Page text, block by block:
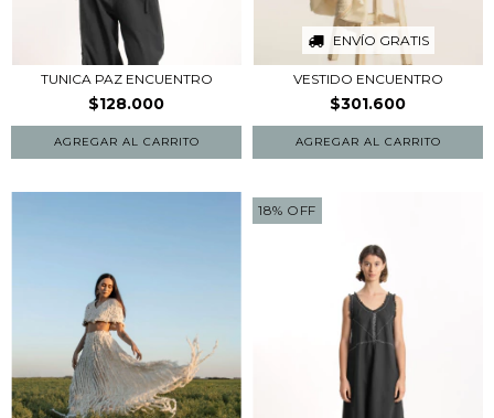
TUNICA PAZ ENCUENTRO
$128.000
ENVÍO GRATIS
VESTIDO ENCUENTRO
$301.600
18% OFF